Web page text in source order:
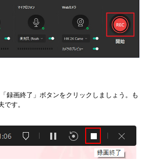
録画終了」ボタンをクリックしましょう。も
です。